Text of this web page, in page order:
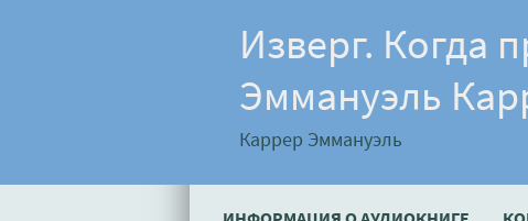
Изверг. Когда
Эммануэль
Каррер Эммануэль